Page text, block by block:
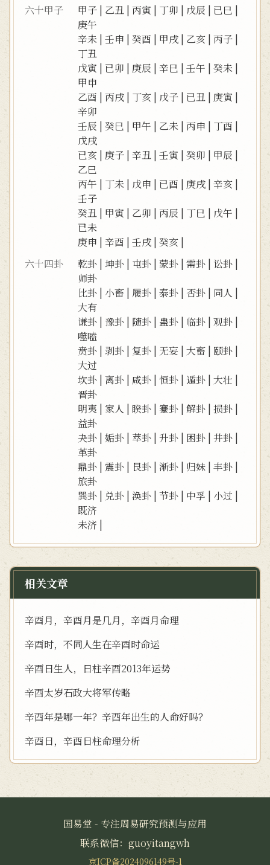
六十甲子 甲子 | 乙丑 |丙寅 | 丁卯 | 戊辰 | 已巳 |
庚午
辛未 |壬申 |癸酉 | 甲戌 | 乙亥 |丙子 |
丁丑
戊寅 | 已卯 | 庚辰 |辛巳 |壬午 |癸未 |
甲申
乙酉 |丙戌 | 丁亥 | 戊子 | 已丑 | 庚寅 |
辛卯
壬辰 |癸巳 | 甲午 | 乙未 |丙申 | 丁酉 |
戊戌
已亥 | 庚子 |辛丑 |壬寅 |癸卯 | 甲辰 |
乙巳
丙午 | 丁未 | 戊申 | 已酉 | 庚戌 |辛亥 |
壬子
癸丑 | 甲寅 | 乙卯 |丙辰 | 丁巳 | 戊午 |
已未
庚申 |辛酉 |壬戌 |癸亥 |
六十四卦
乾卦 | 坤卦 | 屯卦 |蒙卦 |需卦 | 讼卦 |
师卦
比卦 | 小畜 | 履卦 |泰卦 | 否卦 | 同人 |
大有
谦卦 |豫卦 | 随卦 | 蛊卦 | 临卦 |观卦 |
噬嗑
贲卦 | 剥卦 | 复卦 | 无妄 |大畜 | 颐卦 |
大过
坎卦 |离卦 | 咸卦 |恒卦 |遁卦 |大壮 |
晋卦
明夷 |家人 |睽卦 | 蹇卦 |解卦 |损卦 |
益卦
夬卦 |姤卦 | 萃卦 |升卦 | 困卦 |井卦 |
革卦
鼎卦 |震卦 | 艮卦 |渐卦 | 归妹 |丰卦 |
旅卦
巽卦 | 兑卦 |涣卦 |节卦 | 中孚 | 小过 |
既济
未济 |
相关文章
辛酉月，辛酉月是几月，辛酉月命理
辛酉时，不同人生在辛酉时命运
辛酉日生人，日柱辛酉2013年运势
辛酉太岁石政大将军传略
辛酉年是哪一年？辛酉年出生的人命好吗？
辛酉日，辛酉日柱命理分析
国易堂 - 专注周易研究预测与应用
联系微信：guoyitangwh
京ICP备2024096149号-1